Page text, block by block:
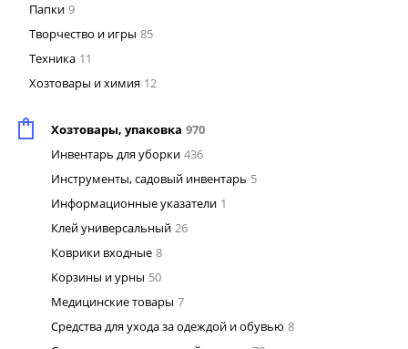
Папки 9
Творчество и игры 85
Техника 11
Хозтовары и химия 12
Хозтовары, упаковка 970
Инвентарь для уборки 436
Инструменты, садовый инвентарь 5
Информационные указатели 1
Клей универсальный 26
Коврики входные 8
Корзины и урны 50
Медицинские товары 7
Средства для ухода за одеждой и обувью 8